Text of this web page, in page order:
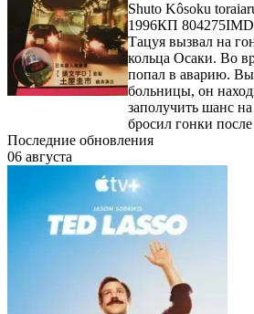
Shuto Kôsoku
1996КП 804275
Тацуя вызвал на
кольца Осаки. Во
попал в аварию.
больницы, он
заполучить шанс
бросил гонки после
Последние обновления
06 августа